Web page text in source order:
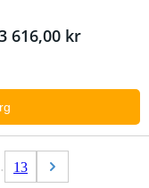
616,00 kr
13